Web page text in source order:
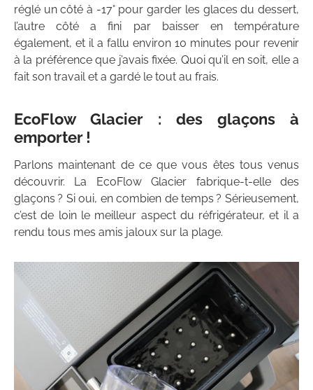
réglé un côté à -17° pour garder les glaces du dessert,
l’autre côté a fini par baisser en température
également, et il a fallu environ 10 minutes pour revenir
à la préférence que j’avais fixée. Quoi qu’il en soit, elle a
fait son travail et a gardé le tout au frais.
EcoFlow Glacier : des glaçons à
emporter !
Parlons maintenant de ce que vous êtes tous venus
découvrir. La EcoFlow Glacier fabrique-t-elle des
glaçons ? Si oui, en combien de temps ? Sérieusement,
c’est de loin le meilleur aspect du réfrigérateur, et il a
rendu tous mes amis jaloux sur la plage.